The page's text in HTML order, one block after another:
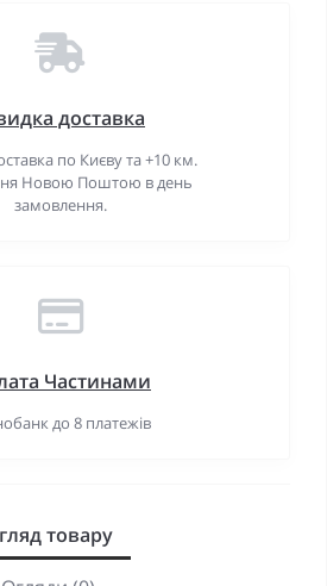
доставка
по Києву та +10 км.
Новою Поштою в день
замовлення.
Частинами
до 8 платежів
товару